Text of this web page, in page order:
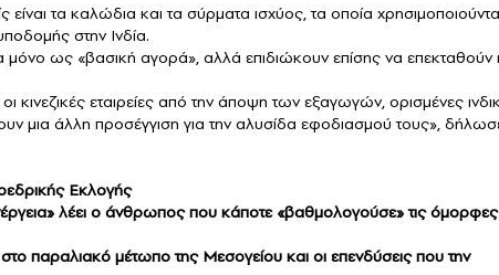
τα καλώδια και τα σύρματα ισχύος, τα οποία
στην Ινδία.
μόνο ως «βασική αγορά», αλλά επιδιώκουν επίσης να επεκταθούν
εταιρείες από την άποψη των εξαγωγών, ορισμένες
μια άλλη προσέγγιση για την αλυσίδα εφοδιασμού τους»,
Εκλογής
λέει ο άνθρωπος που κάποτε «βαθμολογούσε» τις όμορφες
παραλιακό μέτωπο της Μεσογείου και οι επενδύσεις που την